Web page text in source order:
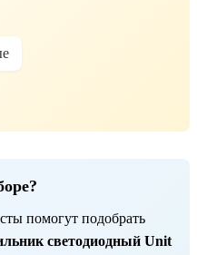
помогут подобрать
светодиодный Unit